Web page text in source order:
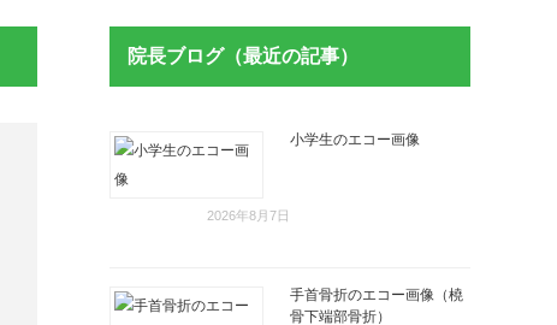
院長ブログ（最近の記事）
小学生のエコー画像
2026年8月7日
手首骨折のエコー画像（橈
骨下端部骨折）